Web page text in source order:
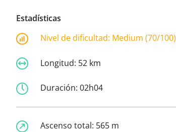
Estadísticas
Nivel de dificultad: Medium (70/100)
Longitud: 52 km
Duración: 02h04
Ascenso total: 565 m